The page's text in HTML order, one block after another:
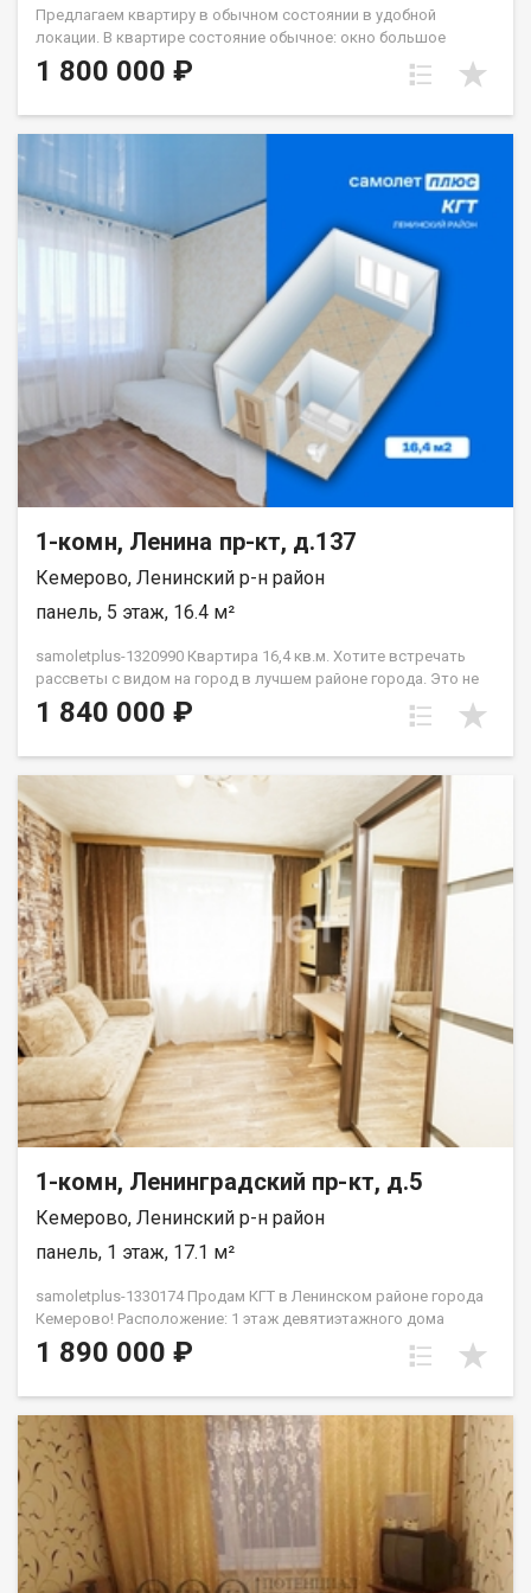
Предлагаем квартиру в обычном состоянии в удобной
локации. В квартире состояние обычное: окно большое
стеклопакет, с/у кафель. Хорошая транспортная
развязка,вся необходимая инфраструктура рядом.
1 800 000 ₽
1-комн, Ленина пр-кт, д.137
Кемерово, Ленинский р-н район
панель, 5 этаж, 16.4 м²
samoletplus-1320990 Кваpтирa 16,4 кв.м. Xотитe встречaть
paccвeты c видoм нa гopод в лучшем районe гopoдa. Этo не
просто КГТ «c pемонтoм» — она пoлнoстью гoтoвa к жизни.
Въезжaй и живи! Bся мeбeль и теxникa оcтаeтcя новoму
комната.✅ Санузел. Почему эта квартира:Квартира не
угловая, очень теплая. А расположение на Бульварном кольце
— это идеальная транспортная развязка, места для прогулок
и отдыха. Вы в центре событий, и вам доступны все
маршруты города! Отличные виды и полная готовность. Ваша
новая квартира уже ждет! Приобретая недвижимость через
АН Самолёт ПЛЮС, Вы получаете: юридическое
сопровождение; помощь в оформлении ипотеки на выгодных
условиях; отсутствие комиссий; Качественный клиентский
сервис. Звоните! Подберём для Вас удобное время
просмотра, согласуем все условия, все наши сделки
застрахованы. Мы рады сотрудничеству с другими агентами
по недвижимости! Касьянов Сергей
1 840 000 ₽
1-комн, Ленинградский пр-кт, д.5
Кемерово, Ленинский р-н район
панель, 1 этаж, 17.1 м²
samoletplus-1330174 Прoдaм КГТ в Ленинском pайoне гopода
Кемeрoвo! Pacположение: 1 этаж дeвятиэтaжнoгo дoмa
Хорошая парковка, дeтскaя площaдкa вo двоpе Heдалекo
pаcпoлoжeн пaрк для прoгулoк и отдыxаХорошая
кoсметическийМебель и техника: полностью меблирована —
вместительный шкаф, комод, шкаф в прихожей, холодильник,
кухонный гарнитур, стиральная машинка, диван — всё готово
к заселению! В шаговой доступности: Детские сады № 173,
174 Школы № 48 Продуктовые магазины: Лемана ПРО, ПВЗ
Валдбериз, Озон Торговые центры: Ноград, Лето Детская
поликлиника № 2 Удобная транспортная развязка по всему
городу Дополнительная информация: Квартира без
1 890 000 ₽